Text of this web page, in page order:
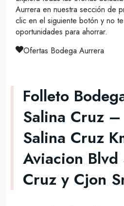
Aurrera en nuestra sección de
clic en el siguiente botón y no
oportunidades para ahorrar.
Ofertas Bodega Aurrera
Folleto
Salina Cruz
Salina Cruz
Aviacion Blvd
Cruz y Cjon